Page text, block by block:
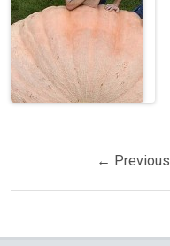
← Previous